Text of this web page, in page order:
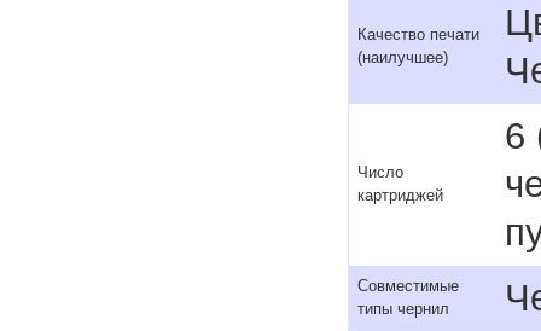
Качество печати
(наилучшее)
Число
картриджей
6
Совместимые
типы чернил